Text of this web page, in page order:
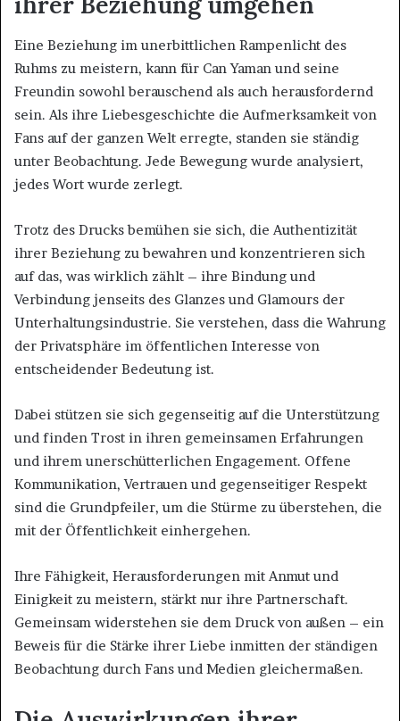
Eine Beziehung im unerbittlichen Rampenlicht des
Ruhms zu meistern, kann für Can Yaman und seine
Freundin sowohl berauschend als auch herausfordernd
sein. Als ihre Liebesgeschichte die Aufmerksamkeit von
Fans auf der ganzen Welt erregte, standen sie ständig
unter Beobachtung. Jede Bewegung wurde analysiert,
jedes Wort wurde zerlegt.
Trotz des Drucks bemühen sie sich, die Authentizität
ihrer Beziehung zu bewahren und konzentrieren sich
auf das, was wirklich zählt – ihre Bindung und
Verbindung jenseits des Glanzes und Glamours der
Unterhaltungsindustrie. Sie verstehen, dass die Wahrung
der Privatsphäre im öffentlichen Interesse von
entscheidender Bedeutung ist.
Dabei stützen sie sich gegenseitig auf die Unterstützung
und finden Trost in ihren gemeinsamen Erfahrungen
und ihrem unerschütterlichen Engagement. Offene
Kommunikation, Vertrauen und gegenseitiger Respekt
sind die Grundpfeiler, um die Stürme zu überstehen, die
mit der Öffentlichkeit einhergehen.
Ihre Fähigkeit, Herausforderungen mit Anmut und
Einigkeit zu meistern, stärkt nur ihre Partnerschaft.
Gemeinsam widerstehen sie dem Druck von außen – ein
Beweis für die Stärke ihrer Liebe inmitten der ständigen
Beobachtung durch Fans und Medien gleichermaßen.